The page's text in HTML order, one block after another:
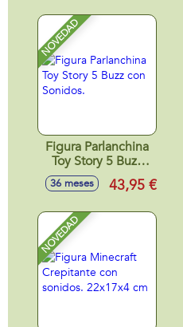
NOVEDAD
Figura Parlanchina
Toy Story 5 Buzz
con Sonidos.
36 meses 43,95 €
NOVEDAD